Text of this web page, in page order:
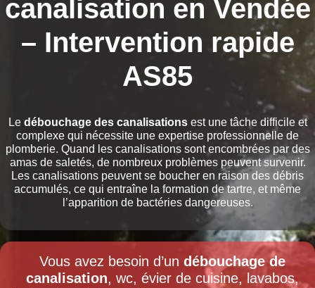
canalisation en Vendée
– Intervention rapide
AS85
Le débouchage des canalisationsest une tâche difficile et
complexe qui nécessite une expertise professionnelle de
plomberie. Quand les canalisations sont encombrées par des
amas de saletés, de nombreux problèmes peuvent survenir.
Les canalisations peuvent se boucher en raison des débris
accumulés, ce qui entraîne la formation de tartre, et même
l’apparition de bactéries dangereuses.
Vous avez besoin d’un débouchage de
canalisation, wc, évier de cuisine, lavabos,